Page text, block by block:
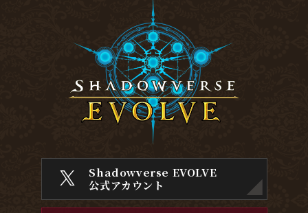
Shadowverse EVOLVE
公式アカウント